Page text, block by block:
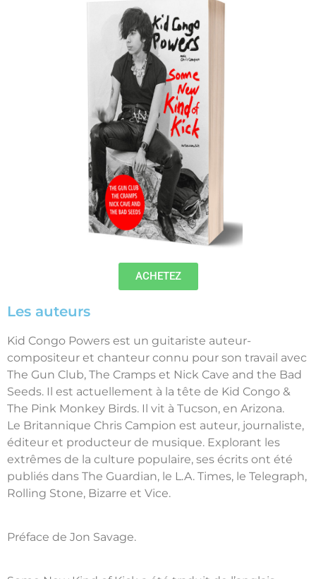
ACHETEZ
Les auteurs
Kid Congo Powers est un guitariste auteur-
compositeur et chanteur connu pour son travail avec
The Gun Club, The Cramps et Nick Cave and the Bad
Seeds. Il est actuellement à la tête de Kid Congo &
The Pink Monkey Birds. Il vit à Tucson, en Arizona.
Le Britannique Chris Campion est auteur, journaliste,
éditeur et producteur de musique. Explorant les
extrêmes de la culture populaire, ses écrits ont été
publiés dans The Guardian, le L.A. Times, le Telegraph,
Rolling Stone, Bizarre et Vice.
Préface de Jon Savage.